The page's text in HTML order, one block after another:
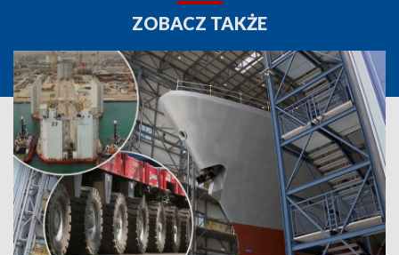
ZOBACZ TAKŻE